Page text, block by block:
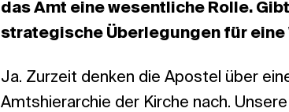
das Amt eine wesentliche Rolle.
strategische Überlegungen für
Ja. Zurzeit denken die Apostel über
Amtshierarchie der Kirche nach.